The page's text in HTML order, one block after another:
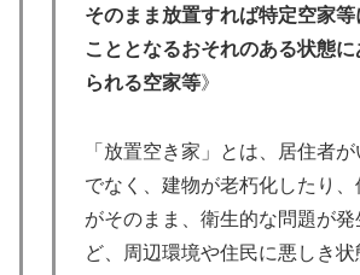
そのまま放置すれば特定空家等
こととなるおそれのある状態
られる空家等》
「放置空き家」とは、居住者
でなく、建物が老朽化したり、
がそのまま、衛生的な問題が発
ど、周辺環境や住民に悪しき